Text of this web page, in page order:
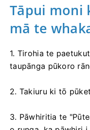
Tāpui moni
mā te
1. Tirohia te
taupānga pūkoro
2. Takiuru ki tō
3. Pāwhiritia te